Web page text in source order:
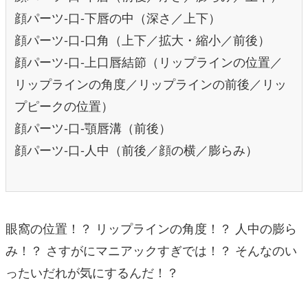
顔パーツ-口-下唇の中（深さ／上下）
顔パーツ-口-口角（上下／拡大・縮小／前後）
顔パーツ-口-上口唇結節（リップラインの位置／
リップラインの角度／リップラインの前後／リッ
プピークの位置）
顔パーツ-口-顎唇溝（前後）
顔パーツ-口-人中（前後／顔の横／膨らみ）
眼窩の位置！？ リップラインの角度！？ 人中の膨ら
み！？ さすがにマニアックすぎでは！？ そんなのい
ったいだれが気にするんだ！？